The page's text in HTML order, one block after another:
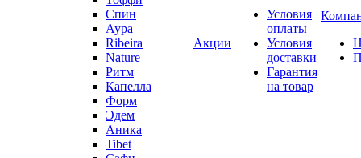
Спин
Аура
Ribeira
Nature
Ритм
Капелла
Форм
Эдем
Аника
Tibet
Акции
Условия
оплаты
Условия
доставки
Гарантия
на товар